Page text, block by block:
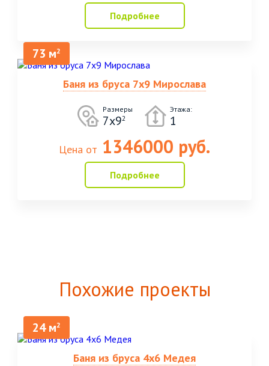
Подробнее
73 м2
Баня из бруса 7х9 Мирослава
Размеры
7х92
Этажа:
1
Цена от 1346000 руб.
Подробнее
Похожие проекты
24 м2
Баня из бруса 4х6 Медея